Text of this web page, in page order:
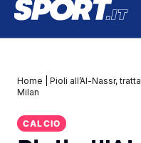
Home
Pioli all’Al-Nassr,
Milan
CALCIO